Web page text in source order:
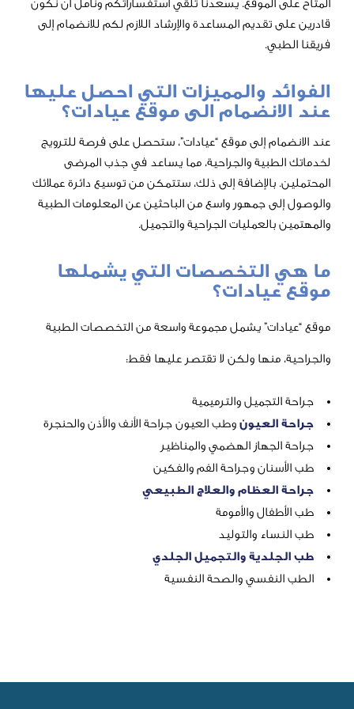
يسعدنا تلقي استفساراتكم ونأمل أن نكون
المساعدة والإرشاد اللازم لكم للانضمام إلى
والمميزات التي احصل عليها
الى موقع عيادات؟
إلى موقع “عيادات”، ستحصل على فرصة للترويج
والجراحية، مما يساعد في جذب المرضى
إلى ذلك، ستتمكن من توسيع دائرة عملائك
جمهور واسع من الباحثين عن المعلومات الطبية
الجراحية والتجميل.
التي يشملها
يشمل مجموعة واسعة من التخصصات الطبية
ولكن لا تقتصر عليها فقط:
والترميمية
وطب العيون جراحة الأنف والأذن والحنجرة
الهضمي والمناظير
وجراحة الفم والفكين
والعلاج الطبيعي
والأمومة
والتوليد
والتجميل الجلدي
والصحة النفسية